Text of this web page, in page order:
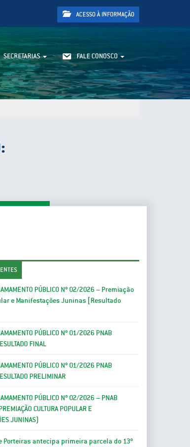
ACESSO À INFORMAÇÃO
SECRETARIAS FALE CONOSCO
PÚBLICO Nº 02/2026 – Premiação
e Manifestações Juninas [Resultado
PÚBLICO Nº 01/2026 PNAB
FINAL
PÚBLICO Nº 01/2026 PNAB
PRELIMINAR
PÚBLICO Nº 02/2026 – PNAB
CULTURA POPULAR E
JUNINAS)
Porteiras antecipa primeira parcela do 13º